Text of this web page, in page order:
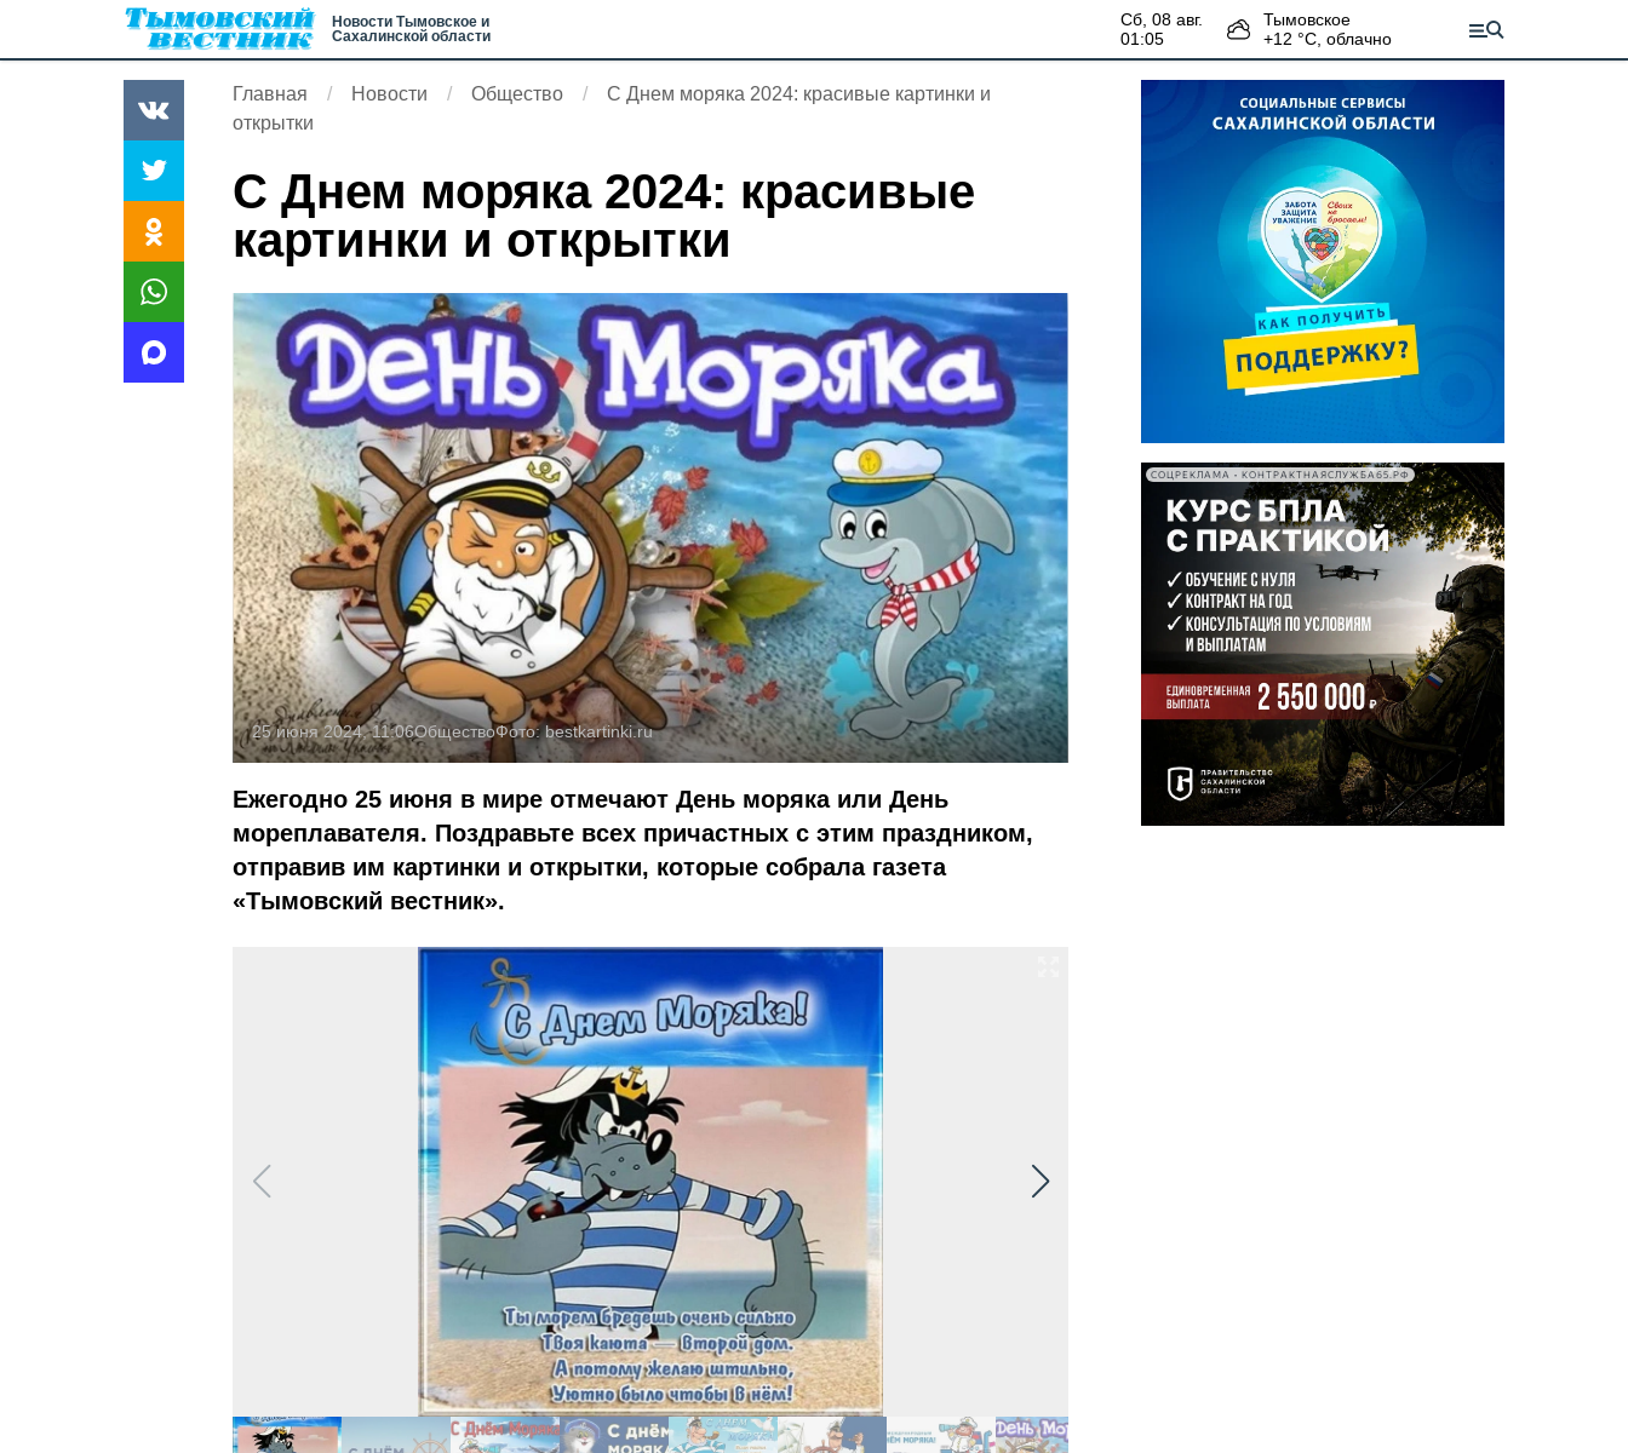
Новости Тымовское и
Сахалинской области
сб, 08 авг.
01:05
Тымовское
+12 °С, облачно
Главная Новости Общество
С Днем моряка 2024: красивые картинки и
открытки
С Днем моряка 2024: красивые
картинки и открытки
25 июня 2024, 11:06ОбществоФото:bestkartinki.ru
Ежегодно 25 июня в мире отмечают День моряка или День
мореплавателя. Поздравьте всех причастных с этим праздником,
отправив им картинки и открытки, которые собрала газета
«Тымовский вестник».
СОЦРЕКЛАМА • КОНТРАКТНАЯСЛУЖБА65.РФ